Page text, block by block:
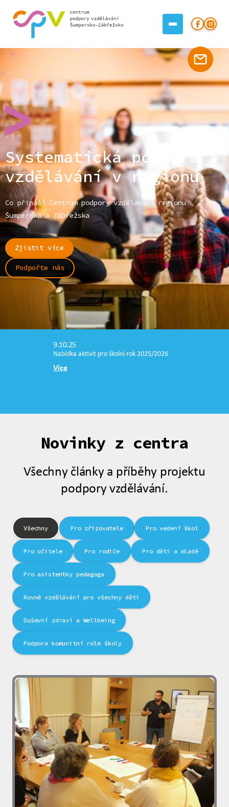
Systematická podpora
vzdělávání v regionu
Co přináší Centrum podpory vzdělávání regionu
Šumperska a Zábřežska
Zjistit více
Podpořte nás
9.10.25
Nabídka aktivit pro školní rok 2025/2026
Více
Novinky z centra
Všechny články a příběhy projektu
podpory vzdělávání.
Všechny Pro zřizovatele Pro vedení škol
Pro učitele Pro rodiče Pro děti a mladé
Pro asistentky pedagoga
Rovné vzdělávání pro všechny děti
Duševní zdraví a Wellbeing
Podpora komunitní role školy